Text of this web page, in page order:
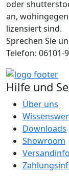
oder
an,
lizensiert sind.
Sprechen Sie
Telefon: 06101-
Hilfe und
Über uns
Wissens
Downloads
Showroom
Versand
Zahlungs